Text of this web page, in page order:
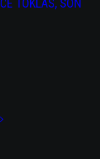
TOKLAS, SON